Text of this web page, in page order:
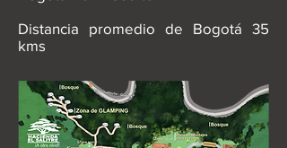
Distancia promedio de Bogotá 35
kms